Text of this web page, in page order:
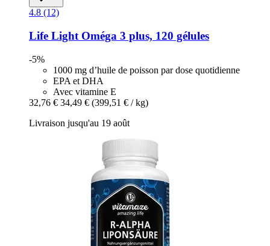
4.8 (12)
Life Light Oméga 3 plus, 120 gélules
-5%
1000 mg d’huile de poisson par dose quotidienne
EPA et DHA
Avec vitamine E
32,76 € 34,49 € (399,51 € / kg)
Livraison jusqu'au 19 août